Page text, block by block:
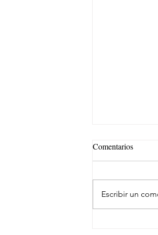
Comentarios
Escribir un